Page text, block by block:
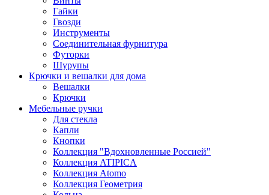
Гайки
Гвозди
Инструменты
Соединительная фурнитура
Футорки
Шурупы
Крючки и вешалки для дома
Вешалки
Крючки
Мебельные ручки
Для стекла
Капли
Кнопки
Коллекция "Вдохновленные Россией"
Коллекция ATIPICA
Коллекция Atomo
Коллекция Геометрия